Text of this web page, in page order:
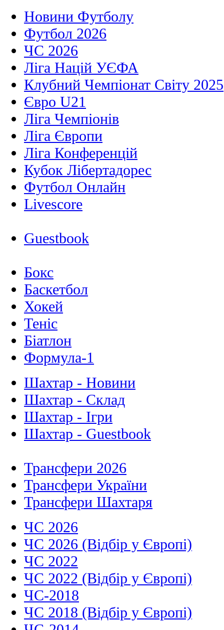
Новини Футболу
Футбол 2026
ЧС 2026
Ліга Націй УЄФА
Клубний Чемпіонат Світу 2025
Євро U21
Ліга Чемпіонів
Ліга Європи
Ліга Конференцій
Кубок Лібертадорес
Футбол Онлайн
Livescore
Guestbook
Бокс
Баскетбол
Хокей
Теніс
Біатлон
Формула-1
Шахтар - Новини
Шахтар - Склад
Шахтар - Ігри
Шахтар - Guestbook
Трансфери 2026
Трансфери України
Трансфери Шахтаря
ЧС 2026
ЧС 2026 (Відбір у Європі)
ЧС 2022
ЧС 2022 (Відбір у Європі)
ЧС-2018
ЧС 2018 (Відбір у Європі)